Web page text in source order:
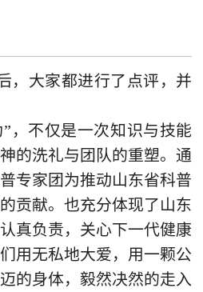
，大家都进行了点评，并
，不仅是一次知识与技能
的洗礼与团队的重塑。通
专家团为推动山东省科普
贡献。也充分体现了山东
真负责，关心下一代健康
用无私地大爱，用一颗公
的身体，毅然决然的走入